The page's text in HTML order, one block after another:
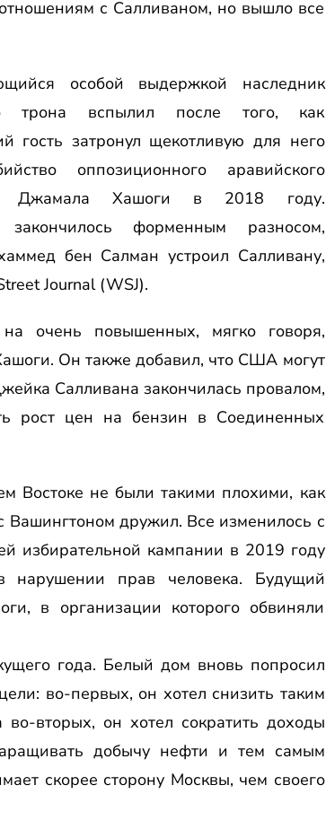
с Салливаном, но вышло все
особой выдержкой наследник
трона вспылил после того, как
гость затронул щекотливую для него
оппозиционного аравийского
Джамала Хашоги в 2018 году.
закончилось форменным разносом,
бен Салман устроил Салливану,
Journal (WSJ).
очень повышенных, мягко говоря,
Он также добавил, что США могут
Салливана закончилась провалом,
рост цен на бензин в Соединенных
не были такими плохими, как
Вашингтоном дружил. Все изменилось с
избирательной кампании в 2019 году
нарушении прав человека. Будущий
в организации которого обвиняли
года. Белый дом вновь попросил
во-первых, он хотел снизить таким
вторых, он хотел сократить доходы
добычу нефти и тем самым
скорее сторону Москвы, чем своего